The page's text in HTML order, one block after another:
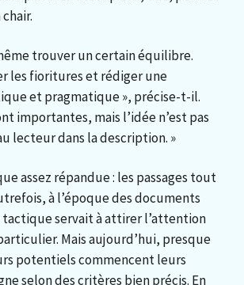
trouver un certain équilibre.
les fioritures et rédiger une
et pragmatique », précise-t-il.
importantes, mais l’idée n’est pas
lecteur dans la description. »
assez répandue : les passages tout
à l’époque des documents
servait à attirer l’attention
Mais aujourd’hui, presque
potentiels commencent leurs
selon des critères bien précis. En